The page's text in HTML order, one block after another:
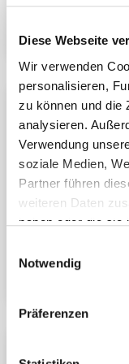
Diese Webseite
Wir verwenden
personalisieren,
zu können und die
analysieren.
Verwendung
soziale Medien,
Partner führen
weiteren Daten
haben oder die sie
Notwendig
Präferenzen
Der
Familie: Ein
14.05.2026